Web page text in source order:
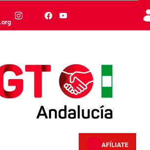
AFÍLIATE